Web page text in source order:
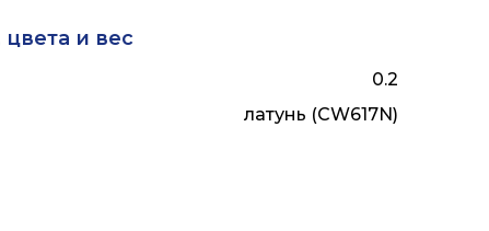
и вес
0.2
латунь (CW617N)